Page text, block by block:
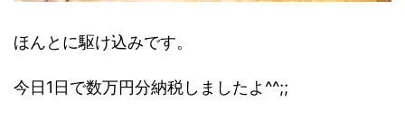
ほんとに駆け込みです。
今日1日で数万円分納税しましたよ^^;;